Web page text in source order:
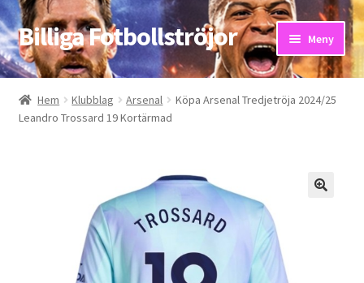
Hoppa
till
navigering
Hoppa
till
innehåll
Billiga Fotbollströjor Meny
Hem
Bloggar
Kontakta oss
Hem Klubblag Arsenal
Köpa Arsenal Tredjetröja 2024/25
Leandro Trossard 19 Kortärmad